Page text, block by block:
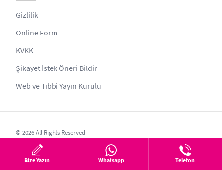
Gizlilik
Online Form
KVKK
Şikayet İstek Öneri Bildir
Web ve Tıbbi Yayın Kurulu
© 2026 All Rights Reserved
SİMA SAĞLIK HİZMETLERİ VE TİC.A.Ş. bünyesinde bulunan site, sağlığı
koruyucu ve geliştirici nitelikte bilgilendirme amaçlıdır. Sitede yer alan
Bize Yazın Whatsapp Telefon